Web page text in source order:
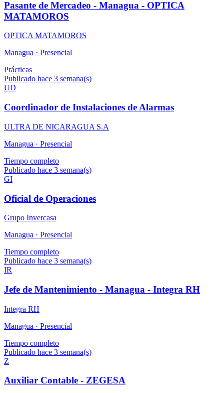
Pasante de Mercadeo - Managua - OPTICA
MATAMOROS
OPTICA MATAMOROS
Managua · Presencial
Prácticas
Publicado hace 3 semana(s)
UD
Coordinador de Instalaciones de Alarmas
ULTRA DE NICARAGUA S.A
Managua · Presencial
Tiempo completo
Publicado hace 3 semana(s)
GI
Oficial de Operaciones
Grupo Invercasa
Managua · Presencial
Tiempo completo
Publicado hace 3 semana(s)
IR
Jefe de Mantenimiento - Managua - Integra RH
Integra RH
Managua · Presencial
Tiempo completo
Publicado hace 3 semana(s)
Z
Auxiliar Contable - ZEGESA